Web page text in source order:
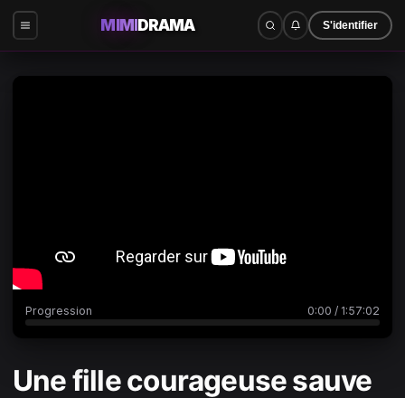
MIMIDRAMA S'identifier
1:57:02
Progression 0:00 / 1:57:02
Une fille courageuse sauve